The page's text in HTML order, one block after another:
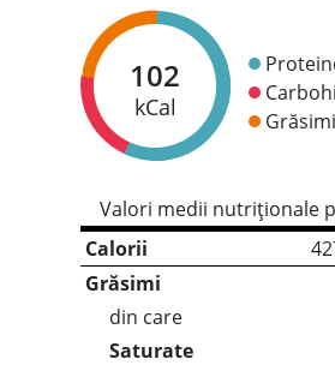
102
kCal
Valori medii nutriționale
Calorii
Grăsimi
din care
Saturate